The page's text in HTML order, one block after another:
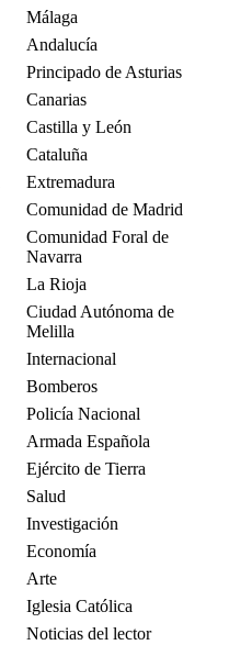
Málaga
Andalucía
Principado de Asturias
Canarias
Castilla y León
Cataluña
Extremadura
Comunidad de Madrid
Comunidad Foral de
Navarra
La Rioja
Ciudad Autónoma de
Melilla
Internacional
Bomberos
Policía Nacional
Armada Española
Ejército de Tierra
Salud
Investigación
Economía
Arte
Iglesia Católica
Noticias del lector